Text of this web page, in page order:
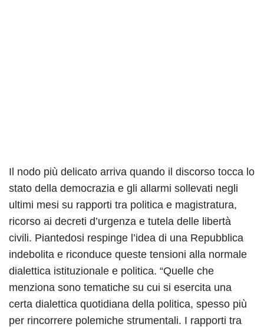
Il nodo più delicato arriva quando il discorso tocca lo
stato della democrazia e gli allarmi sollevati negli
ultimi mesi su rapporti tra politica e magistratura,
ricorso ai decreti d’urgenza e tutela delle libertà
civili. Piantedosi respinge l’idea di una Repubblica
indebolita e riconduce queste tensioni alla normale
dialettica istituzionale e politica. “Quelle che
menziona sono tematiche su cui si esercita una
certa dialettica quotidiana della politica, spesso più
per rincorrere polemiche strumentali. I rapporti tra